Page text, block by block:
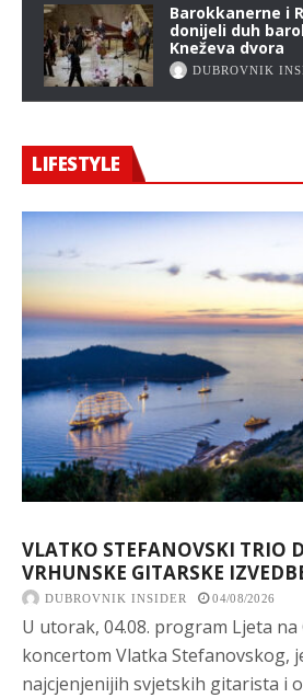
Barokkanerne i
donijeli duh
Kneževa dvora
DUBROVNIK
LIFESTYLE
VLATKO STEFANOVSKI TRIO
VRHUNSKE GITARSKE
DUBROVNIK INSIDER 04/08/2026
U utorak, 04.08. program Ljeta
koncertom Vlatka Stefanovskog,
najcjenjenijih svjetskih gitarista i